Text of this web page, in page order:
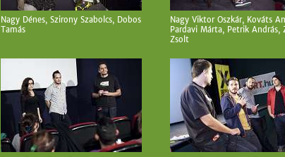
Nagy Dénes, Szirony Szabolcs, Dobos
Tamás
Nagy Viktor Oszkár, Kováts
Pardavi Márta, Petrik András,
Zsolt